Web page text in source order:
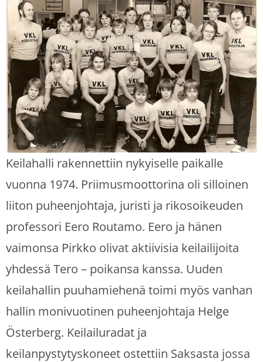
Keilahalli rakennettiin nykyiselle paikalle
vuonna 1974. Priimusmoottorina oli silloinen
liiton puheenjohtaja, juristi ja rikosoikeuden
professori Eero Routamo. Eero ja hänen
vaimonsa Pirkko olivat aktiivisia keilailijoita
yhdessä Tero – poikansa kanssa. Uuden
keilahallin puuhamiehenä toimi myös vanhan
hallin monivuotinen puheenjohtaja Helge
Österberg. Keilailuradat ja
keilanpystytyskoneet ostettiin Saksasta jossa